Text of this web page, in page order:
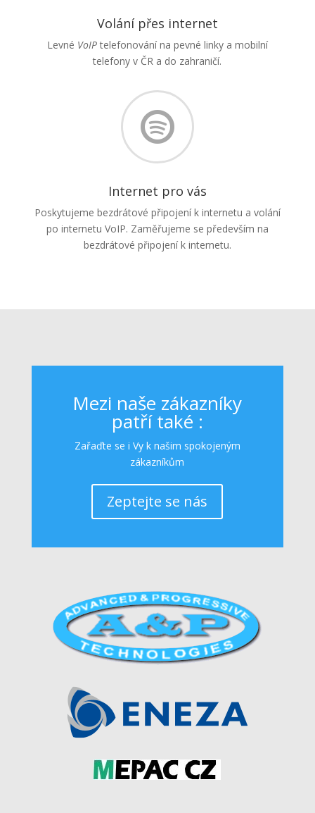
Volání přes internet
Levné VoIPtelefonování na pevné linky a mobilní
telefony v ČR a do zahraničí.

Internet pro vás
Poskytujeme bezdrátové připojení k internetu a volání
po internetu VoIP. Zaměřujeme se především na
bezdrátové připojení k internetu.
Mezi naše zákazníky
patří také :
Zařaďte se i Vy k našim spokojeným
zákazníkům
Zeptejte se nás